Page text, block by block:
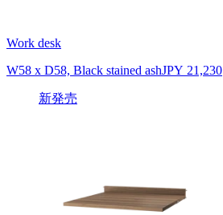
Work desk
W58 x D58, Black stained ashJPY 21,230
新発売